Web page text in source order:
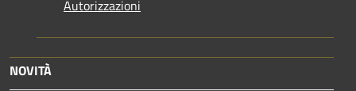
Autorizzazioni
NOVITÀ